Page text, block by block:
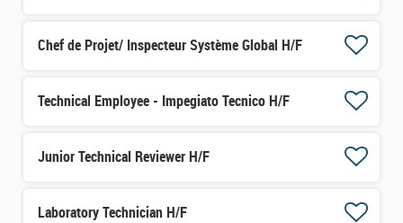
Chef de Projet/ Inspecteur Système Global H/F
Technical Employee - Impegiato Tecnico H/F
Junior Technical Reviewer H/F
Laboratory Technician H/F